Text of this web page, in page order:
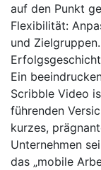
auf den Punkt
Flexibilität:
und Zielgruppen.
Ein
Scribble Video
führenden
kurzes,
Unternehmen
das „mobile